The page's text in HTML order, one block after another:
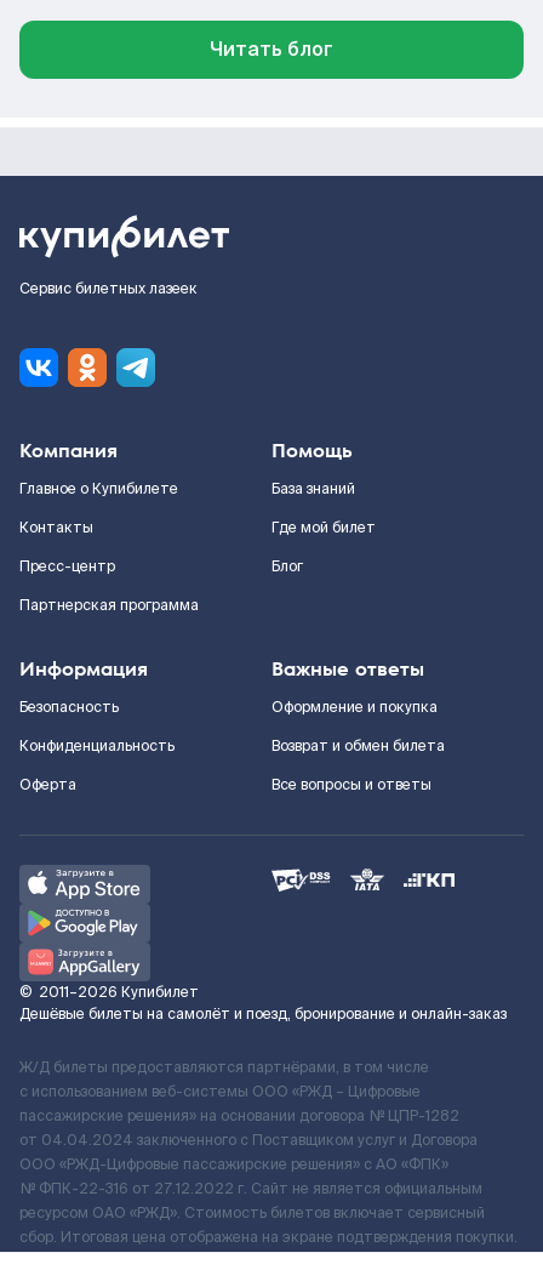
Читать блог
Сервис билетных лазеек
Компания
Главное о Купибилете
Контакты
Пресс-центр
Партнерская программа
Помощь
База знаний
Где мой билет
Блог
Информация
Безопасность
Конфиденциальность
Оферта
Важные ответы
Оформление и покупка
Возврат и обмен билета
Все вопросы и ответы
© 2011–2026 Купибилет
Дешёвые билеты на самолёт и поезд, бронирование и онлайн-заказ
Ж/Д билеты предоставляются партнёрами, в том числе
с использованием веб-системы ООО «РЖД – Цифровые
пассажирские решения» на основании договора № ЦПР-1282
от 04.04.2024 заключенного с Поставщиком услуг и Договора
ООО «РЖД-Цифровые пассажирские решения» c АО «ФПК»
№ ФПК-22-316 от 27.12.2022 г. Сайт не является официальным
ресурсом ОАО «РЖД». Стоимость билетов включает сервисный
сбор. Итоговая цена отображена на экране подтверждения покупки.